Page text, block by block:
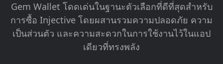
Gem Wallet โดดเด่นในฐานะตัวเลือกที่ดีที่สุดสำหรับ
การซื้อ Injective โดยผสานรวมความปลอดภัย ความ
เป็นส่วนตัว และความสะดวกในการใช้งานไว้ในแอป
เดียวที่ทรงพลัง